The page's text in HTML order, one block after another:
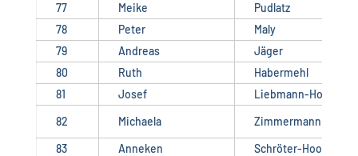
77
Meike
Pudlatz
78
Peter
Maly
79
Andreas
Jäger
80
Ruth
Habermehl
81
Josef
Liebmann-Holzmann
82
Michaela
Zimmermann
83
Anneken
Schröter-Hoops